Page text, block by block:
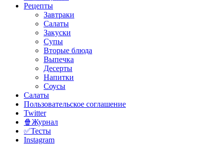
Рецепты
Завтраки
Салаты
Закуски
Супы
Вторые блюда
Выпечка
Десерты
Напитки
Соусы
Салаты
Пользовательское соглашение
Twitter
🍿Журнал
✅Тесты
Instagram